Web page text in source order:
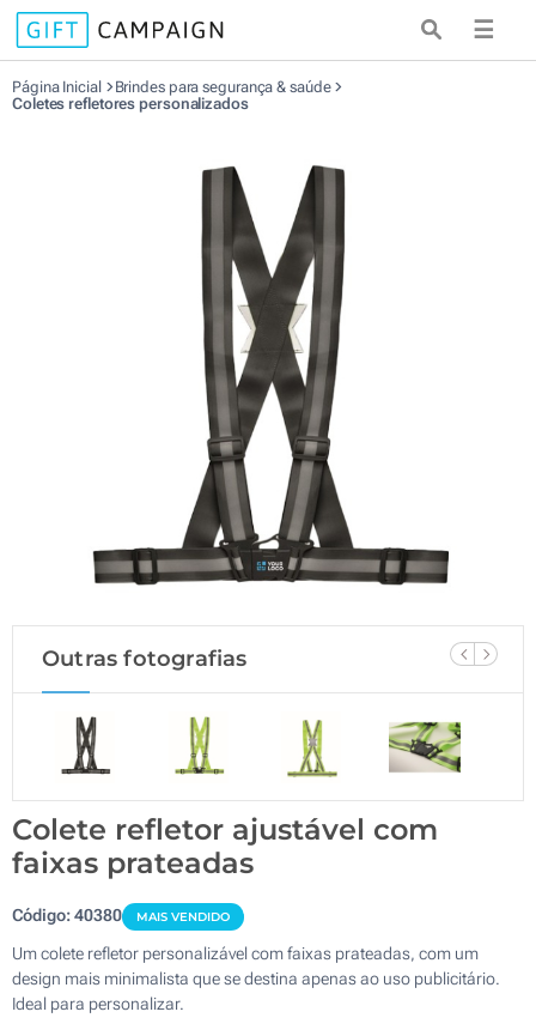
☰
Página Inicial
Brindes para segurança & saúde
Coletes refletores personalizados
Outras fotografias
Colete refletor ajustável com
faixas prateadas
Código:40380 MAIS VENDIDO
Um colete refletor personalizável com faixas prateadas, com um
design mais minimalista que se destina apenas ao uso publicitário.
Ideal para personalizar.